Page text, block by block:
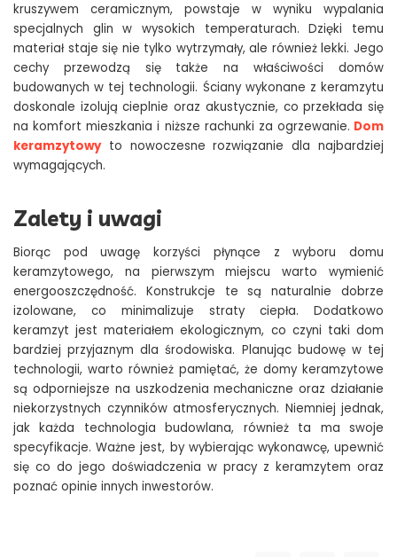
kruszywem ceramicznym, powstaje w wyniku wypalania
specjalnych glin w wysokich temperaturach. Dzięki temu
materiał staje się nie tylko wytrzymały, ale również lekki. Jego
cechy przewodzą się także na właściwości domów
budowanych w tej technologii. Ściany wykonane z keramzytu
doskonale izolują cieplnie oraz akustycznie, co przekłada się
na komfort mieszkania i niższe rachunki za ogrzewanie. Dom
keramzytowyto nowoczesne rozwiązanie dla najbardziej
wymagających.
Zalety i uwagi
Biorąc pod uwagę korzyści płynące z wyboru domu
keramzytowego, na pierwszym miejscu warto wymienić
energooszczędność. Konstrukcje te są naturalnie dobrze
izolowane, co minimalizuje straty ciepła. Dodatkowo
keramzyt jest materiałem ekologicznym, co czyni taki dom
bardziej przyjaznym dla środowiska. Planując budowę w tej
technologii, warto również pamiętać, że domy keramzytowe
są odporniejsze na uszkodzenia mechaniczne oraz działanie
niekorzystnych czynników atmosferycznych. Niemniej jednak,
jak każda technologia budowlana, również ta ma swoje
specyfikacje. Ważne jest, by wybierając wykonawcę, upewnić
się co do jego doświadczenia w pracy z keramzytem oraz
poznać opinie innych inwestorów.